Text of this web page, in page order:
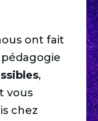
ont fait
,
vous
chez